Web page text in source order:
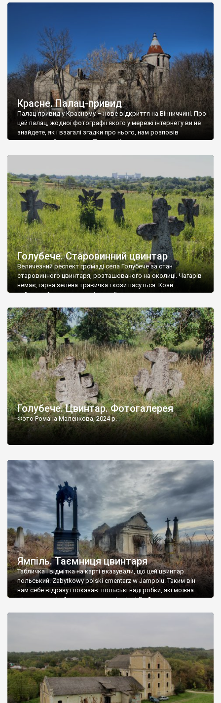
Красне. Палац-привид
Палац-привид у Красному – нове відкриття на Вінниччині. Про
цей палац, жодної фотографії якого у мережі інтернету ви не
знайдете, як і взагалі згадки про нього, нам розповів
мешканець Самгородка. Палац у Красному вразив не лише
Голубече. Старовинний цвинтар
Величезний респект громаді села Голубече за стан
старовинного цвинтаря, розташованого на околиці. Чагарів
немає, гарна зелена травичка і кози пасуться. Кози –
найкращий регулятор шкідливої, для старих кладовищ,
бруньками, кози ті бруньки обгризають, бо то улюблений
делікатес. На цвинтарі у Голубечому ціла колекція
різноманітних форм хрестів. Село відносно невелике, […]
Голубече. Цвинтар. Фотогалерея
Фото Романа Маленкова, 2024 р.
Ямпіль. Таємниця цвинтаря
Табличка і відмітка на карті вказували, що цей цвинтар
польський. Zabytkowy polski cmentarz w Jampolu. Таким він
нам себе відразу і показав: польські надгробки, які можна
віднести до фабричних, польські епітафії… Загалом цвинтар